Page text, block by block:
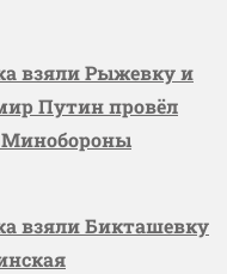
взяли Рыжевку и
Путин провёл
Минобороны
взяли Бикташевку